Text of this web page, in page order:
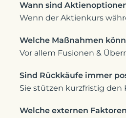
Wann sind
Wenn der Aktienkurs
Welche Maßnahmen
Vor allem Fusionen &
Sind Rückkäufe immer
Sie stützen kurzfristig den
Welche externen